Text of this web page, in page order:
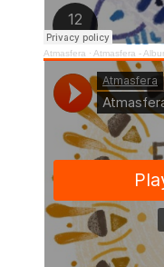
Atmasfera · Atmasfera -